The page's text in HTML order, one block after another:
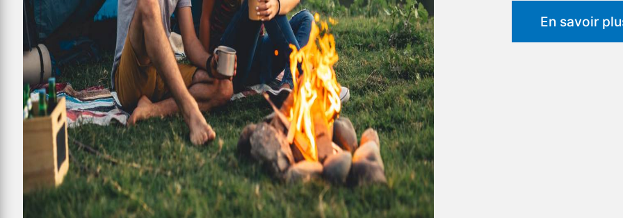
En savoir